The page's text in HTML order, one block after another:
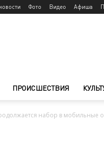
Фото Видео Афиша
ПРОИСШЕСТВИЯ
набор в мобильные